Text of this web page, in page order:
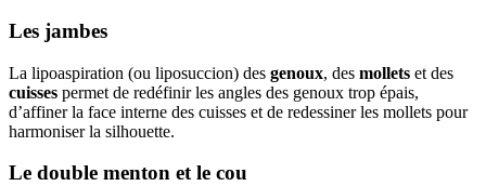
Les jambes
La lipoaspiration (ou liposuccion) des genoux, des mollets et des
cuisses permet de redéfinir les angles des genoux trop épais,
d’affiner la face interne des cuisses et de redessiner les mollets pour
harmoniser la silhouette.
Le double menton et le cou